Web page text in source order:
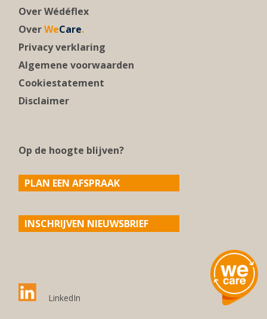
Over Wédéflex
OverWeCare.
Privacy verklaring
Algemene voorwaarden
Cookiestatement
Disclaimer
Op de hoogte blijven?
PLAN EEN AFSPRAAK
INSCHRIJVEN NIEUWSBRIEF
LinkedIn